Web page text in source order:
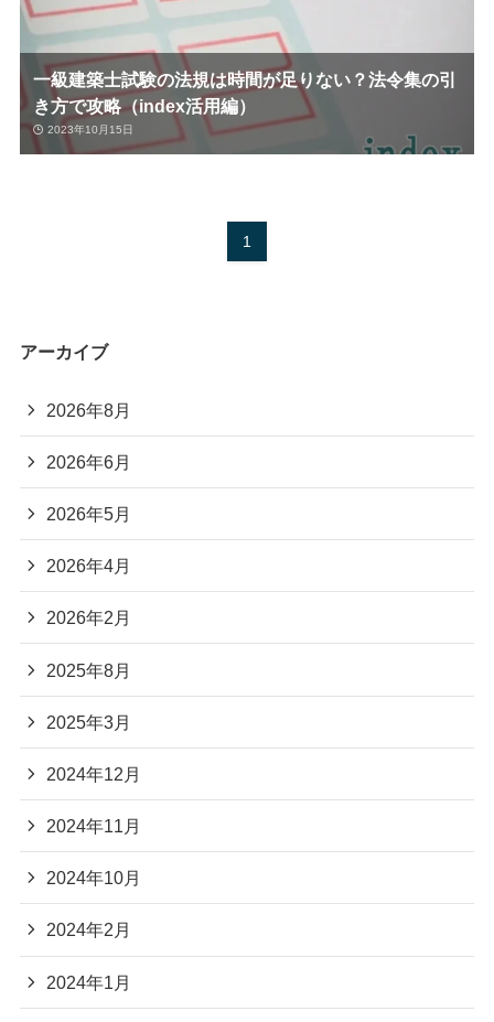
一級建築士試験の法規は時間が足りない？法令集の引
き方で攻略（index活用編）
2023年10月15日
1
アーカイブ
2026年8月
2026年6月
2026年5月
2026年4月
2026年2月
2025年8月
2025年3月
2024年12月
2024年11月
2024年10月
2024年2月
2024年1月